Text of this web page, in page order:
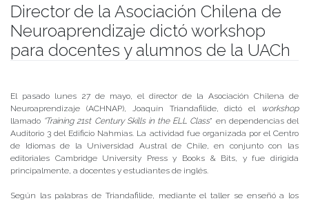
Director de la Asociación Chilena de
Neuroaprendizaje dictó workshop
para docentes y alumnos de la UACh
El pasado lunes 27 de mayo, el director de la Asociación Chilena de
Neuroaprendizaje (ACHNAP), Joaquín Triandafilide, dictó el
workshop
llamado “Training 21st Century Skills in the ELL Class” en dependencias del
Auditorio 3 del Edificio Nahmias. La actividad fue organizada por el Centro
de Idiomas de la Universidad Austral de Chile, en conjunto con las
editoriales Cambridge University Press y Books & Bits, y fue dirigida
principalmente, a docentes y estudiantes de inglés.
Según las palabras de Triandafilide, mediante el taller se enseñó a los